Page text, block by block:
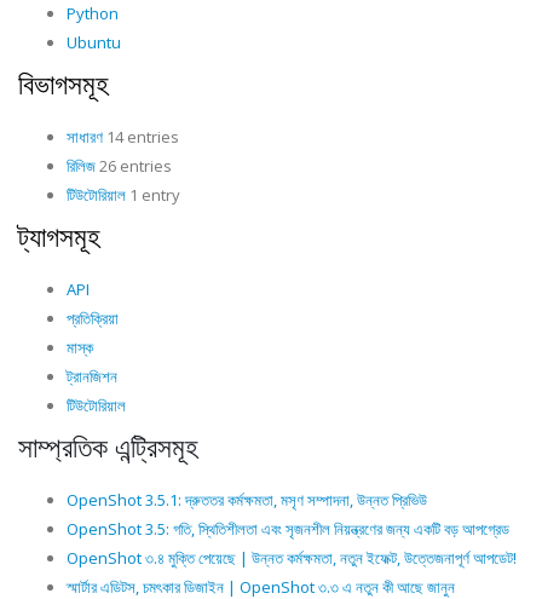
Python
Ubuntu
বিভাগসমূহ
সাধারণ 14 entries
রিলিজ26 entries
টিউটোরিয়াল 1 entry
ট্যাগসমূহ
API
প্রতিক্রিয়া
মাস্ক
ট্রানজিশন
টিউটোরিয়াল
সাম্প্রতিক এন্ট্রিসমূহ
OpenShot 3.5.1: দ্রুততর কর্মক্ষমতা, মসৃণ সম্পাদনা, উন্নত প্রিভিউ
OpenShot 3.5: গতি, স্থিতিশীলতা এবং সৃজনশীল নিয়ন্ত্রণের জন্য একটি বড় আপগ্রেড
OpenShot ৩.৪ মুক্তি পেয়েছে | উন্নত কর্মক্ষমতা, নতুন ইফেক্ট, উত্তেজনাপূর্ণ আপডেট!
স্মার্টার এডিটস, চমৎকার ডিজাইন | OpenShot ৩.৩ এ নতুন কী আছে জানুন